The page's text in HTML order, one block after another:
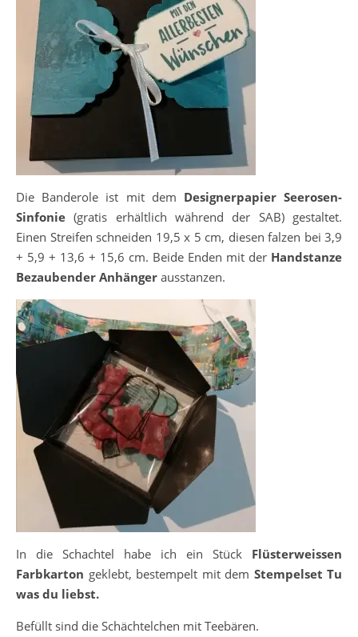
Die Banderole ist mit dem Designerpapier Seerosen-
Sinfonie (gratis erhältlich während der SAB) gestaltet.
Einen Streifen schneiden 19,5 x 5 cm, diesen falzen bei 3,9
+ 5,9 + 13,6 + 15,6 cm. Beide Enden mit der Handstanze
Bezaubender Anhänger ausstanzen.
In die Schachtel habe ich ein Stück Flüsterweissen
Farbkarton geklebt, bestempelt mit dem Stempelset Tu
was du liebst.
Befüllt sind die Schächtelchen mit Teebären.